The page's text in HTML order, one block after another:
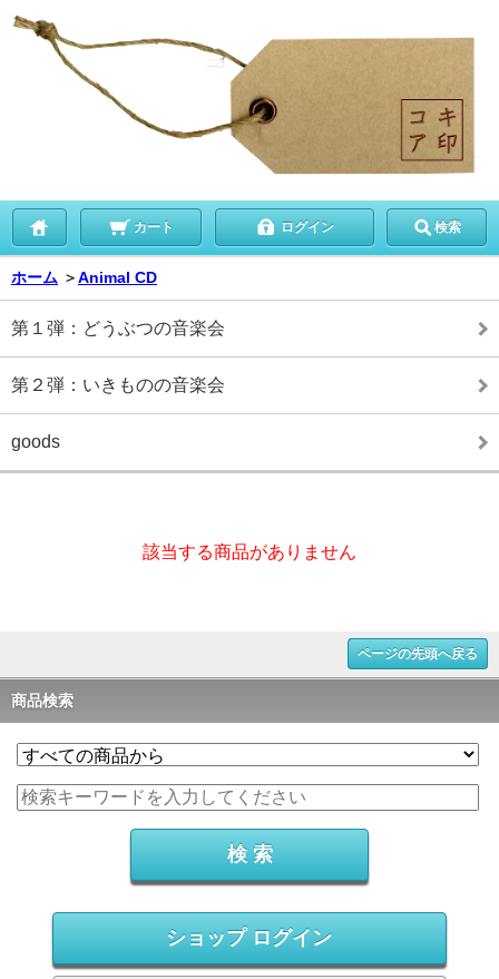
カート ログイン 検索
ホーム ＞Animal CD
第１弾：どうぶつの音楽会
第２弾：いきものの音楽会
goods
該当する商品がありません
ページの先頭へ戻る
商品検索
ショップ ログイン